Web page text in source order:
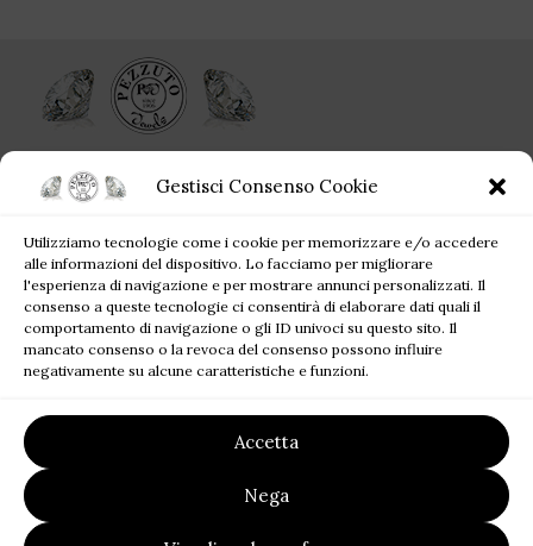
Gestisci Consenso Cookie
Utilizziamo tecnologie come i cookie per memorizzare e/o accedere
alle informazioni del dispositivo. Lo facciamo per migliorare
l'esperienza di navigazione e per mostrare annunci personalizzati. Il
consenso a queste tecnologie ci consentirà di elaborare dati quali il
comportamento di navigazione o gli ID univoci su questo sito. Il
mancato consenso o la revoca del consenso possono influire
negativamente su alcune caratteristiche e funzioni.
Accetta
Nega
Ogni singolo gioiello acquistato da Pezzuto Jewels è per sempre!
Tel: +39 081 81 81 945
Mail: pezzutofrancesco21@gmail.com
JEWELS BLOG
LINK UTILI
2023 | P.I. 07220121219 | Designed by
FALATECH